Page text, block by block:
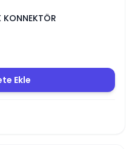
KONNEKTÖR
Ekle